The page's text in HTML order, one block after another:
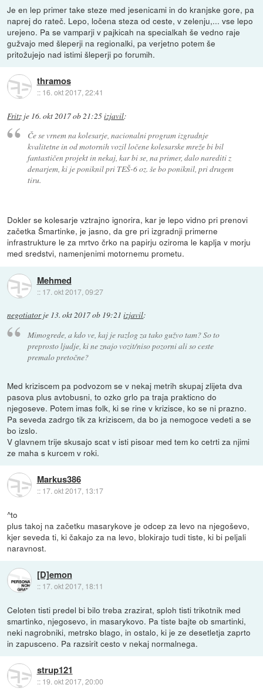
Je en lep primer take steze med jesenicami in do kranjske gore, pa
naprej do rateč. Lepo, ločena steza od ceste, v zelenju,... vse lepo
urejeno. Pa se vamparji v pajkicah na specialkah še vedno raje
gužvajo med šleperji na regionalki, pa verjetno potem še
pritožujejo nad istimi šleperji po forumih.
thramos
:: 16. okt 2017, 22:41
Fritz je 16. okt 2017 ob 21:25izjavil:
Če se vrnem na kolesarje, nacionalni program izgradnje
kvalitetne in od motornih vozil ločene kolesarske mreže bi bil
fantastičen projekt in nekaj, kar bi se, na primer, dalo narediti z
denarjem, ki je poniknil pri TEŠ-6 oz. še bo poniknil, pri drugem
tiru.
Dokler se kolesarje vztrajno ignorira, kar je lepo vidno pri prenovi
začetka Šmartinke, je jasno, da gre pri izgradnji primerne
infrastrukture le za mrtvo črko na papirju oziroma le kaplja v morju
med sredstvi, namenjenimi motornemu prometu.
Mehmed
:: 17. okt 2017, 09:27
negotiatorje 13. okt 2017 ob 19:21 izjavil:
Mimogrede, a kdo ve, kaj je razlog za tako gužvo tam? So to
preprosto ljudje, ki ne znajo vozit/niso pozorni ali so ceste
premalo pretočne?
Med kriziscem pa podvozom se v nekaj metrih skupaj zlijeta dva
pasova plus avtobusni, to ozko grlo pa traja prakticno do
njegoseve. Potem imas folk, ki se rine v krizisce, ko se ni prazno.
Pa seveda zadrgo tik za kriziscem, da bo ja nemogoce vedeti a se
bo izslo.
V glavnem trije skusajo scat v isti pisoar med tem ko cetrti za njimi
ze maha s kurcem v roki.
Markus386
:: 17. okt 2017, 13:17
^to
plus takoj na začetku masarykove je odcep za levo na njegoševo,
kjer seveda ti, ki čakajo za na levo, blokirajo tudi tiste, ki bi peljali
naravnost.
[D]emon
:: 17. okt 2017, 18:11
Celoten tisti predel bi bilo treba zrazirat, sploh tisti trikotnik med
smartinko, njegosevo, in masarykovo. Pa tiste bajte ob smartinki,
neki nagrobniki, metrsko blago, in ostalo, ki je ze desetletja zaprto
in zapusceno. Pa razsirit cesto v nekaj normalnega.
strup121
:: 19. okt 2017, 20:00